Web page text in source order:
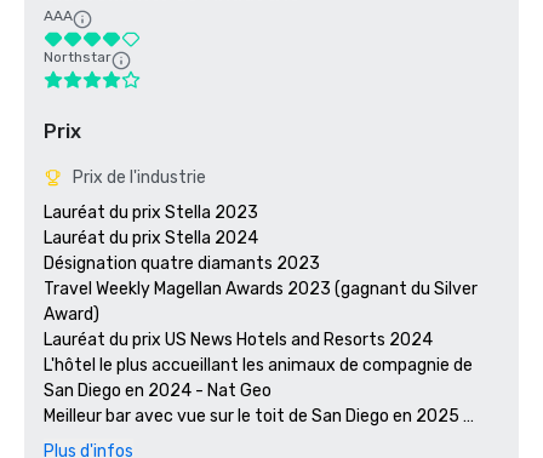
AAA
Northstar
Prix
Prix de l'industrie
Lauréat du prix Stella 2023
Lauréat du prix Stella 2024
Désignation quatre diamants 2023
Travel Weekly Magellan Awards 2023 (gagnant du Silver
Award)
Lauréat du prix US News Hotels and Resorts 2024
L'hôtel le plus accueillant les animaux de compagnie de
San Diego en 2024 - Nat Geo
Meilleur bar avec vue sur le toit de San Diego en 2025
(congé) - San Diego Magazine
Plus d'infos